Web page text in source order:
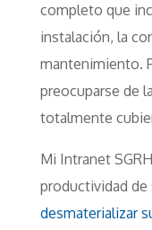
completo que
instalación, la
mantenimiento.
preocuparse de
totalmente
Mi Intranet
productividad de
desmaterializar